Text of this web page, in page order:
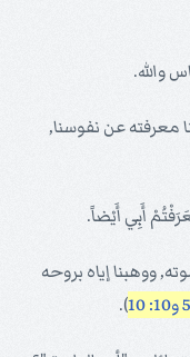
والله.
معرفته عن نفوسنا,
ووهبنا إياه بروحه
و10: 10 ).